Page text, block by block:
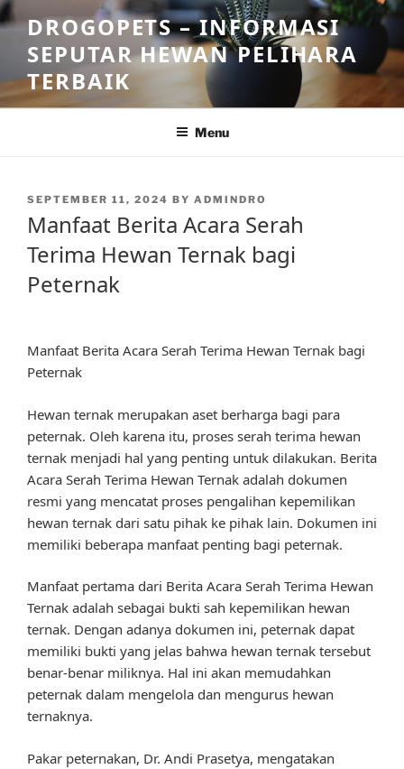
Skip
to
content
DROGOPETS – INFORMASI
SEPUTAR HEWAN PELIHARA
TERBAIK
Menu
POSTED
SEPTEMBER 11, 2024 BY ADMINDRO
Manfaat Berita Acara Serah
Terima Hewan Ternak bagi
Peternak
Manfaat Berita Acara Serah Terima Hewan Ternak bagi
Peternak
Hewan ternak merupakan aset berharga bagi para
peternak. Oleh karena itu, proses serah terima hewan
ternak menjadi hal yang penting untuk dilakukan. Berita
Acara Serah Terima Hewan Ternak adalah dokumen
resmi yang mencatat proses pengalihan kepemilikan
hewan ternak dari satu pihak ke pihak lain. Dokumen ini
memiliki beberapa manfaat penting bagi peternak.
Manfaat pertama dari Berita Acara Serah Terima Hewan
Ternak adalah sebagai bukti sah kepemilikan hewan
ternak. Dengan adanya dokumen ini, peternak dapat
memiliki bukti yang jelas bahwa hewan ternak tersebut
benar-benar miliknya. Hal ini akan memudahkan
peternak dalam mengelola dan mengurus hewan
ternaknya.
Pakar peternakan, Dr. Andi Prasetya, mengatakan